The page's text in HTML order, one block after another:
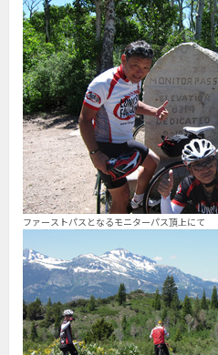
ファーストパスとなるモニターパス頂上にて